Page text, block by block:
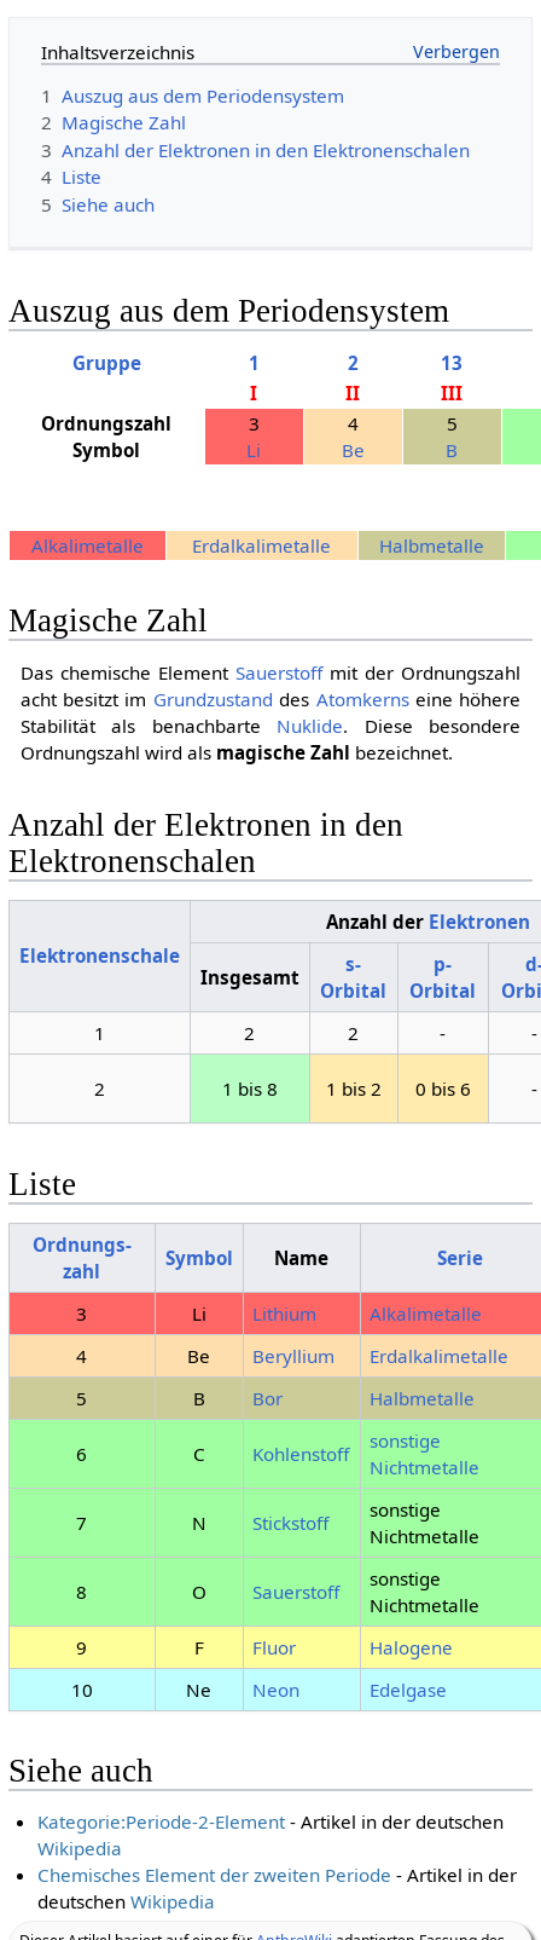
Inhaltsverzeichnis
1 Auszug aus dem Periodensystem
2 Magische Zahl
3 Anzahl der Elektronen in den Elektronenschalen
4 Liste
5 Siehe auch
Auszug aus dem Periodensystem
Gruppe 1 2 13
I
II III
Ordnungszahl
Symbol
3
Li
4
Be
5
B
Alkali­metalle Erdalkali­metalle Halb­metalle
Magische Zahl
Das chemische Element Sauerstoffmit der Ordnungszahl
acht besitzt im Grundzustand des Atomkernseine höhere
Stabilität als benachbarte Nuklide. Diese besondere
Ordnungszahl wird als magische Zahl bezeichnet.
Anzahl der Elektronen in den
Elektronenschalen
Elektronenschale
Anzahl der Elektronen
Insgesamt
s-
Orbital
p-
Orbital
1
2 2 - -
2 1 bis 8 1 bis 2 0 bis 6 -
Liste
Ordnungs­
zahl
Symbol Name Serie
3 Li Lithium
Alkalimetalle
4
Be Beryllium
Erdalkalimetalle
5
B Bor Halbmetalle
6 C Kohlenstoff
sonstige
Nichtmetalle
7 N Stickstoff
sonstige
Nichtmetalle
8 O Sauerstoff
sonstige
Nichtmetalle
9
F Fluor
Halogene
10
Ne Neon Edelgase
Siehe auch
Kategorie:Periode-2-Element - Artikel in der deutschen
Wikipedia
Chemisches Element der zweiten Periode - Artikel in der
deutschenWikipedia